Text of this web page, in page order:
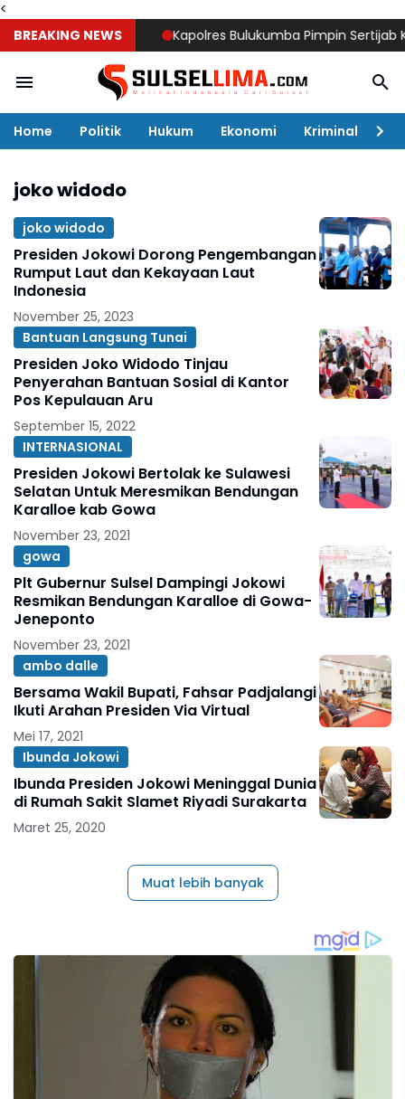
<
BREAKING NEWS
Kapolres Bulukumba Pimpin Sertijab
Home Politik Hukum Ekonomi Kriminal
joko widodo
joko widodo
Presiden Jokowi Dorong Pengembangan
Rumput Laut dan Kekayaan Laut
Indonesia
November 25, 2023
Bantuan Langsung Tunai
Presiden Joko Widodo Tinjau
Penyerahan Bantuan Sosial di Kantor
Pos Kepulauan Aru
September 15, 2022
INTERNASIONAL
Presiden Jokowi Bertolak ke Sulawesi
Selatan Untuk Meresmikan Bendungan
Karalloe kab Gowa
November 23, 2021
gowa
Plt Gubernur Sulsel Dampingi Jokowi
Resmikan Bendungan Karalloe di Gowa-
Jeneponto
November 23, 2021
ambo dalle
Bersama Wakil Bupati, Fahsar Padjalangi
Ikuti Arahan Presiden Via Virtual
Mei 17, 2021
Ibunda Jokowi
Ibunda Presiden Jokowi Meninggal Dunia
di Rumah Sakit Slamet Riyadi Surakarta
Maret 25, 2020
Muat lebih banyak